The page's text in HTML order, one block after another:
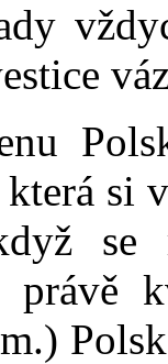
si
se
právě